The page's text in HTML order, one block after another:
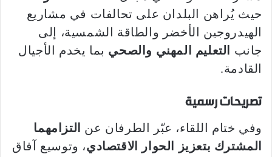
حيث يُراهن البلدان على تحالفات في مشاريع
الهيدروجين الأخضر والطاقة الشمسية، إلى
جانب
التعليم المهني والصحي بما يخدم الأجيال
القادمة.
تصريحات رسمية
وفي ختام اللقاء، عبّر الطرفان عن
التزامهما
المشترك بتعزيز الحوار الاقتصادي، وتوسيع آفاق